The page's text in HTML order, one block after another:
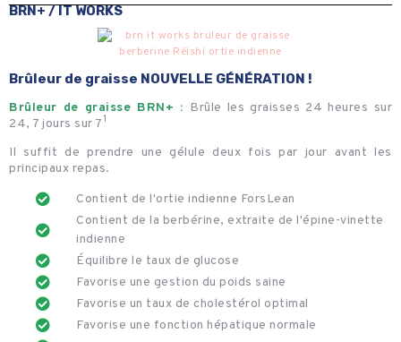
BRN+ /IT WORKS
Brûleur de graisse NOUVELLE GÉNÉRATION !
Brûleur de graisse BRN+ : Brûle les graisses 24 heures sur
24, 7 jours sur 7 1
Il suffit de prendre une gélule deux fois par jour avant les
principaux repas.
Contient de l'ortie indienne ForsLean
Contient de la berbérine, extraite de l'épine-vinette
indienne​
Équilibre le taux de glucose
Favorise une gestion du poids saine
Favorise un taux de cholestérol optimal
Favorise une fonction hépatique normale